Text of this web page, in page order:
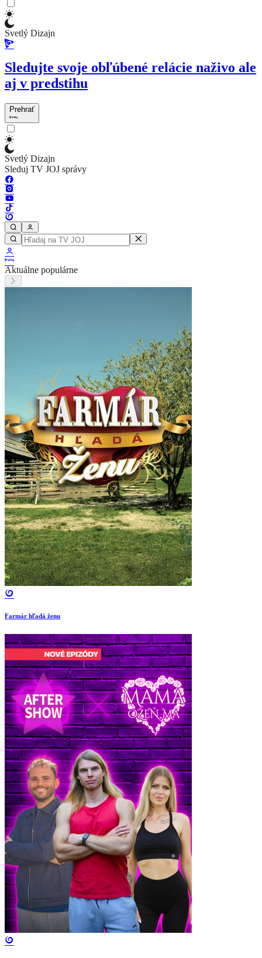
Svetlý Dizajn
Sledujte svoje obľúbené relácie naživo ale
aj v predstihu
Prehrať
Svetlý Dizajn
Sleduj TV JOJ správy
Aktuálne populárne
Farmár hľadá ženu